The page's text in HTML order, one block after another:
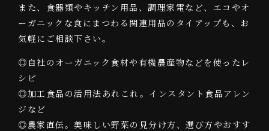
また、食器類やキッチン用品、調理家電など、エコやオ
ーガニックな食にまつわる関連用品のタイアップも、お
気軽にご相談下さい。
◎自社のオーガニック食材や有機農産物などを使ったレ
シピ
◎加工食品の活用法あれこれ。インスタント食品アレン
ジなど
◎農家直伝。美味しい野菜の見分け方、選び方やおすす